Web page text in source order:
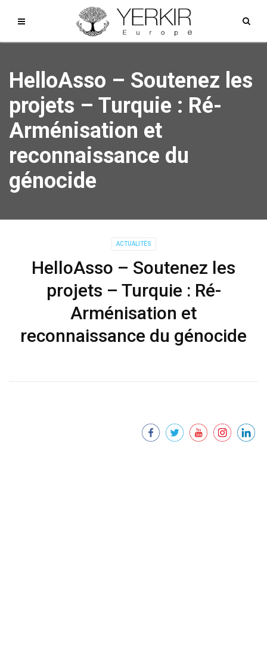
HelloAsso – Soutenez les
projets – Turquie : Ré-
Arménisation et
reconnaissance du
génocide
ACTUALITÉS
HelloAsso – Soutenez les
projets – Turquie : Ré-
Arménisation et
reconnaissance du génocide